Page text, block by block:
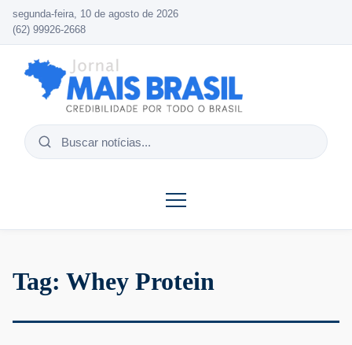
segunda-feira, 10 de agosto de 2026
(62) 99926-2668
Buscar
Tag: Whey Protein